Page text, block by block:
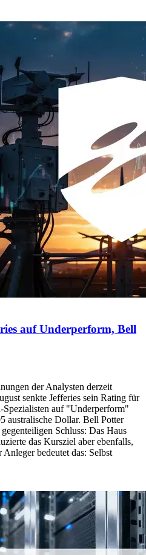
auf Underperform, Bell
der Analysten derzeit
senkte Jefferies sein Rating für
auf "Underperform"
australische Dollar. Bell Potter
Schluss: Das Haus
das Kursziel aber ebenfalls,
bedeutet das: Selbst